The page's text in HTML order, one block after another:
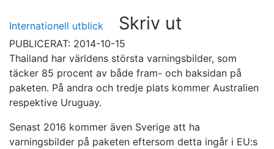
Internationell utblick Skriv ut
PUBLICERAT: 2014-10-15
Thailand har världens största varningsbilder, som
täcker 85 procent av både fram- och baksidan på
paketen. På andra och tredje plats kommer Australien
respektive Uruguay.
Senast 2016 kommer även Sverige att ha
varningsbilder på paketen eftersom detta ingår i EU:s